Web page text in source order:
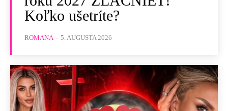
Koľko ušetríte?
ROMANA - 5. AUGUSTA 2026